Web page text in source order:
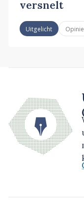
versnelt
Uitgelicht Opinie